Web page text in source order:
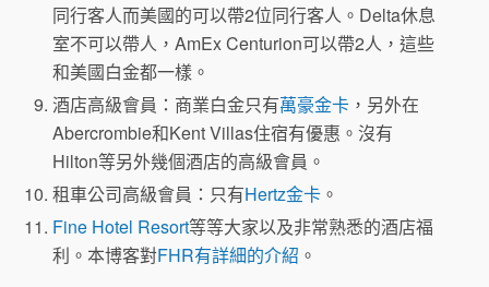
同行客人而美國的可以帶2位同行客人。Delta休息
室不可以帶人，AmEx Centurion可以帶2人，這些
和美國白金都一樣。
酒店高級會員：商業白金只有萬豪金卡 ，另外在
Abercrombie和Kent Villas住宿有優惠。沒有
Hilton等另外幾個酒店的高級會員。
租車公司高級會員：只有Hertz金卡 。
Fine Hotel Resort等等大家以及非常熟悉的酒店福
利。本博客對FHR有詳細的介紹 。